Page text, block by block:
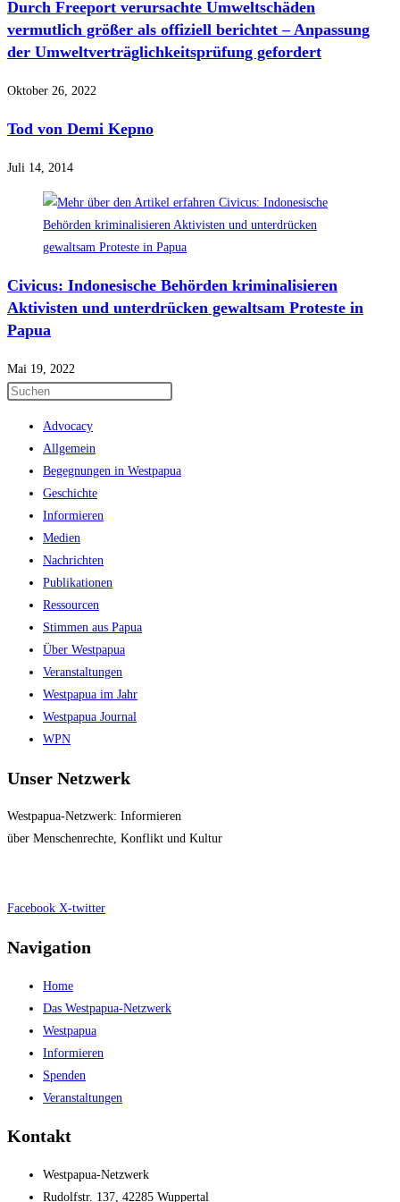
Durch Freeport verursachte Umweltschäden
vermutlich größer als offiziell berichtet – Anpassung
der Umweltverträglichkeitsprüfung gefordert
Oktober 26, 2022
Tod von Demi Kepno
Juli 14, 2014
Civicus: Indonesische Behörden kriminalisieren
Aktivisten und unterdrücken gewaltsam Proteste in
Papua
Mai 19, 2022
the
Advocacy
Allgemein
Begegnungen in Westpapua
Geschichte
Informieren
Medien
Nachrichten
Publikationen
Ressourcen
Stimmen aus Papua
Über Westpapua
Veranstaltungen
Westpapua im Jahr
Westpapua Journal
WPN
Unser Netzwerk
Westpapua-Netzwerk: Informieren
über Menschenrechte, Konflikt und Kultur
Facebook X-twitter
Navigation
Home
Das Westpapua-Netzwerk
Westpapua
Informieren
Spenden
Veranstaltungen
Kontakt
Westpapua-Netzwerk
Rudolfstr. 137, 42285 Wuppertal